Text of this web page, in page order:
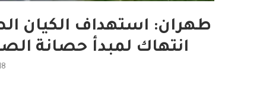
طهران: استهداف الكيان
انتهاك لمبدأ حصانة